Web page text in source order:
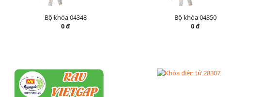
Bộ khóa 04348
0 đ
Bộ khóa 04350
0 đ